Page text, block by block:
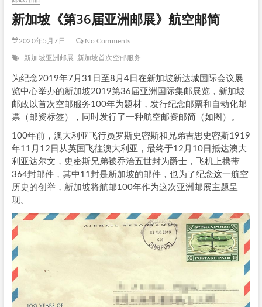
新加坡《第36届亚洲邮展》航空邮简
2020年5月7日 No Comments
新加坡亚洲邮展 新加坡首次空邮服务
为纪念2019年7月31日至8月4日在新加坡新达城国际会议展
览中心举办的新加坡2019第36届亚洲国际集邮展览，新加坡
邮政以首次空邮服务100年为题材，发行纪念邮票和自动化邮
票（邮资标签），同时发行了一种航空邮资邮简（如图）。
100年前，澳大利亚飞行员罗斯史密斯和兄弟吉思史密斯1919
年11月12日从英国飞往澳大利亚，最终于12月10日抵达澳大
利亚达尔文，史密斯兄弟被乔治五世封为爵士，飞机上携带
364封邮件，其中11封是新加坡的邮件，也为了纪念这一航空
历史的创举，新加坡将航邮100年作为这次亚洲邮展主题呈
现。